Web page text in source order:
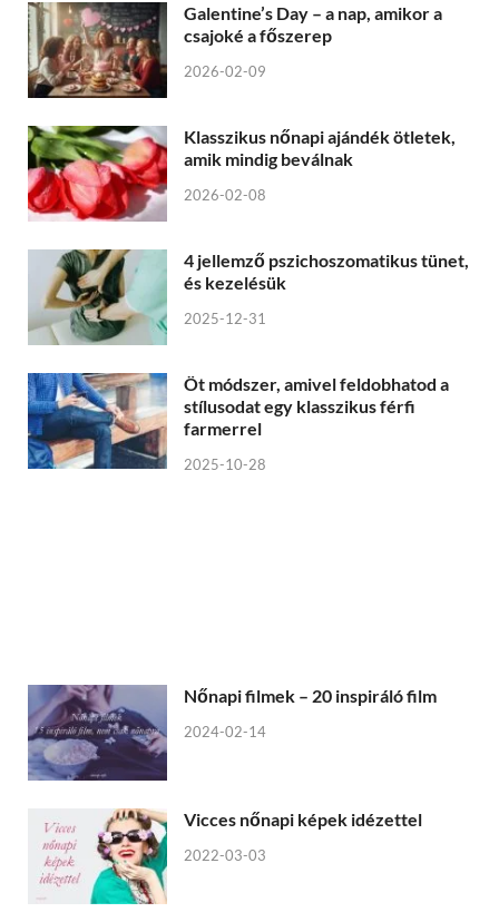
Galentine’s Day – a nap, amikor a
csajoké a főszerep
2026-02-09
Klasszikus nőnapi ajándék ötletek,
amik mindig beválnak
2026-02-08
4 jellemző pszichoszomatikus tünet,
és kezelésük
2025-12-31
Öt módszer, amivel feldobhatod a
stílusodat egy klasszikus férfi
farmerrel
2025-10-28
Nőnapi filmek – 20 inspiráló film
2024-02-14
Vicces nőnapi képek idézettel
2022-03-03